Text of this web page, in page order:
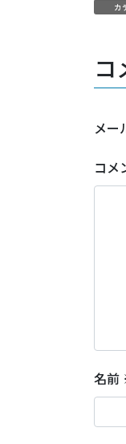
カ
コ
メー
コメ
名前